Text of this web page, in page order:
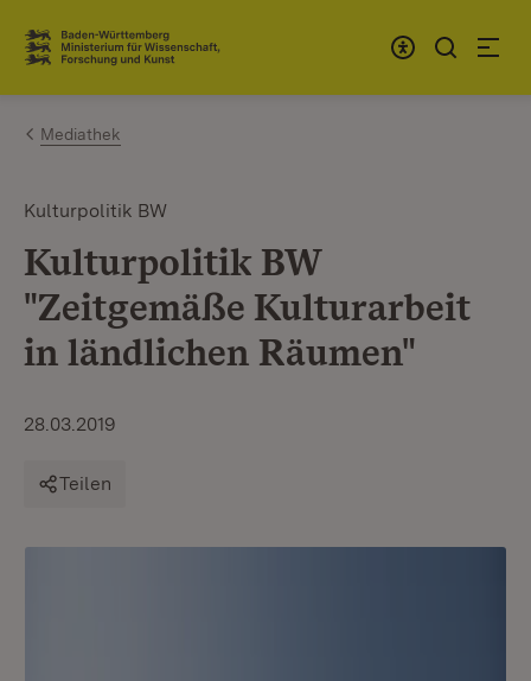
Zum Inhalt springen
Link zur Startseite
Mediathek
Kulturpolitik BW
Kulturpolitik BW
"Zeitgemäße Kulturarbeit
in ländlichen Räumen"
28.03.2019
Teilen